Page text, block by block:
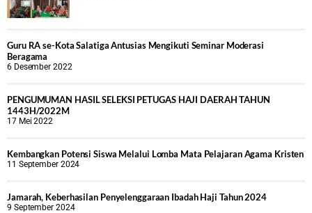
Guru RA se-Kota Salatiga Antusias Mengikuti Seminar Moderasi
Beragama
6 Desember 2022
PENGUMUMAN HASIL SELEKSI PETUGAS HAJI DAERAH TAHUN
1443H/2022M
17 Mei 2022
Kembangkan Potensi Siswa Melalui Lomba Mata Pelajaran Agama Kristen
11 September 2024
Jamarah, Keberhasilan Penyelenggaraan Ibadah Haji Tahun 2024
9 September 2024